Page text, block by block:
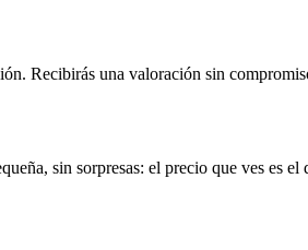
Recibirás una valoración sin
sin sorpresas: el precio que ves es el